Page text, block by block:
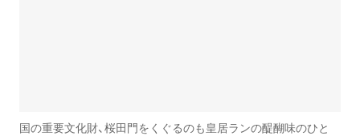
国の重要文化財、桜田門をくぐるのも皇居ランの醍醐味のひと